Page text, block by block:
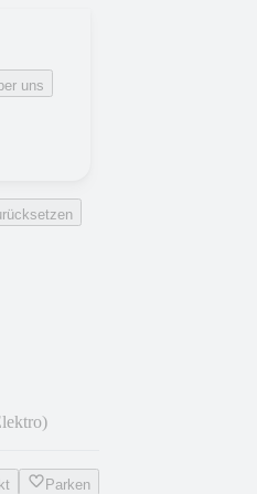
uns
Parken